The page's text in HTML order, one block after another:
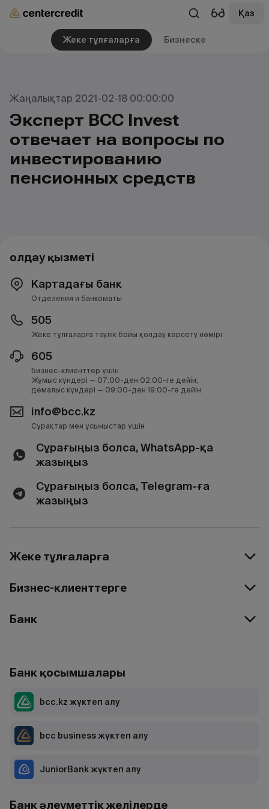
Қаз
Жеке тұлғаларға Бизнеске
Жаңалықтар 2021-02-18 00:00:00
Эксперт BCC Invest
отвечает на вопросы по
инвестированию
пенсионных средств
Қолдау қызметі
Картадағы банк
Отделения и банкоматы
505
Жеке тұлғаларға тәулік бойы қолдау көрсету нөмірі
605
Бизнес-клиенттер үшін
Жұмыс күндері — 07:00-ден 02:00-ге дейін;
демалыс күндері — 09:00-ден 19:00-ге дейін
info@bcc.kz
Сұрақтар мен ұсыныстар үшін
Сұрағыңыз болса, WhatsApp-қа
жазыңыз
Сұрағыңыз болса, Telegram-ға
жазыңыз
Жеке тұлғаларға
Бизнес-клиенттерге
Банк
Банк әлеуметтік желілерде
Банк қосымшалары
bcc.kz жүктеп алу
bcc business жүктеп алу
JuniorBank жүктеп алу